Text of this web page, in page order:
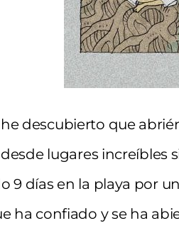
descubierto que
lugares increíbles
9 días en la playa por
ha confiado y se ha